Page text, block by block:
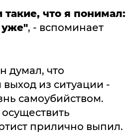
что я понимал:
, - вспоминает
думал, что
из ситуации -
самоубийством.
прилично выпил.